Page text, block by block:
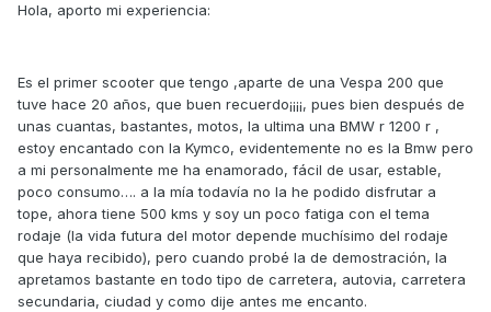
Hola, aporto mi experiencia:
Es el primer scooter que tengo ,aparte de una Vespa 200 que
tuve hace 20 años, que buen recuerdo¡¡¡¡, pues bien después de
unas cuantas, bastantes, motos, la ultima una BMW r 1200 r ,
estoy encantado con la Kymco, evidentemente no es la Bmw pero
a mi personalmente me ha enamorado, fácil de usar, estable,
poco consumo…. a la mía todavía no la he podido disfrutar a
tope, ahora tiene 500 kms y soy un poco fatiga con el tema
rodaje (la vida futura del motor depende muchísimo del rodaje
que haya recibido), pero cuando probé la de demostración, la
apretamos bastante en todo tipo de carretera, autovia, carretera
secundaria, ciudad y como dije antes me encanto.